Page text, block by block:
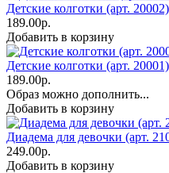
Детские колготки (арт. 20002)
189.00р.
Добавить в корзину
Детские колготки (арт. 20001)
189.00р.
Образ можно дополнить...
Добавить в корзину
Диадема для девочки (арт.
249.00р.
Добавить в корзину